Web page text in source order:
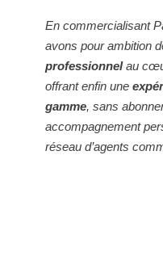
En commercialisant
avons pour ambition
professionnelau
offrant enfin une
gamme, sans
accompagnement
réseau d’agents